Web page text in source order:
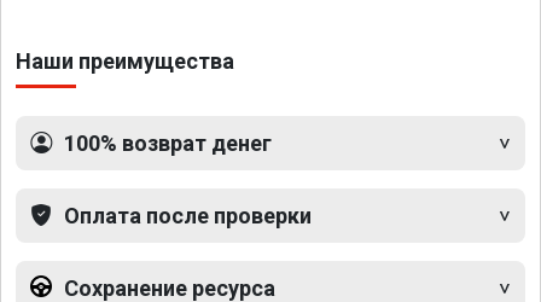
Наши преимущества
100% возврат денег
Оплата после проверки
Сохранение ресурса